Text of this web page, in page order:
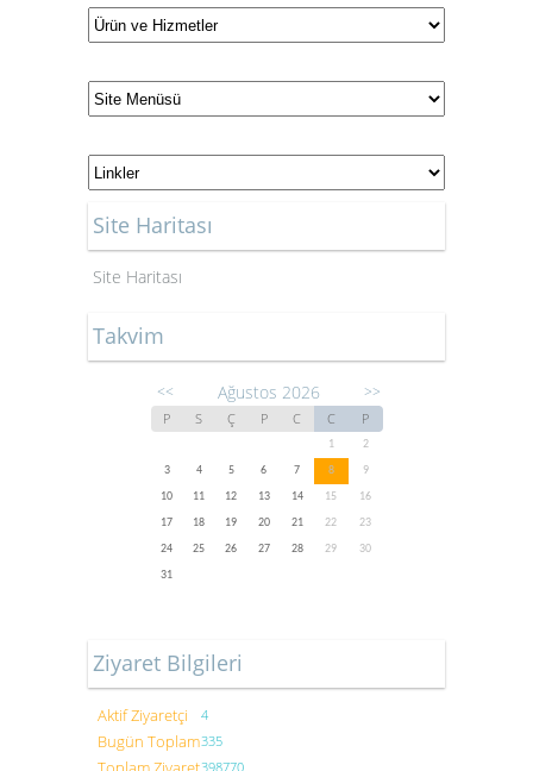
Site Haritası
Site Haritası
Takvim
<< Ağustos 2026 >>
P S Ç P C C P
1
2
3
4 5 6 7 8
9
10
11 12 13 14 15
16
17
18 19 20 21 22
23
24
25 26 27 28 29
30
31
Ziyaret Bilgileri
Aktif Ziyaretçi 4
Bugün Toplam335
398770